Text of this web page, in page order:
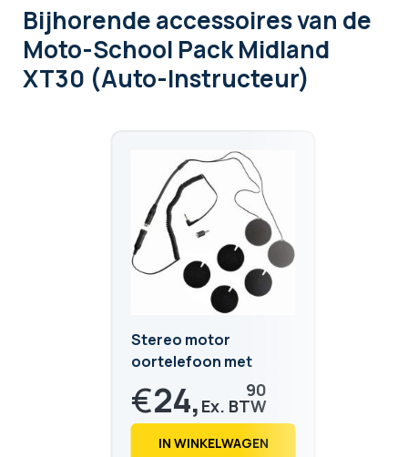
Bijhorende accessoiresvan de
Moto-School Pack Midland
XT30 (Auto-Instructeur)
Stereo motor
oortelefoon met
dubbele 3,5 mm jack en
2,5 mm adapter
€24, 90
€ 30,IN WINKELWAGEN